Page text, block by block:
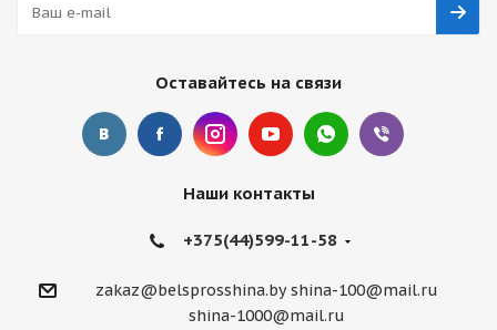
Оставайтесь на связи
Наши контакты
+375(44)599-11-58
zakaz@belsprosshina.by shina-100@mail.ru
shina-1000@mail.ru